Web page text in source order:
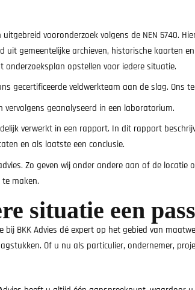
vooronderzoek volgens de NEN 5740.
gemeentelijke archieven, historische kaarten
onderzoeksplan opstellen voor iedere situatie.
gecertificeerde veldwerkteam aan de slag.
vervolgens geanalyseerd in een laboratorium.
verwerkt in een rapport. In dit rapport
en als laatste een conclusie.
Zo geven wij onder andere aan of de
maken.
situatie een
BKK Advies dé expert op het gebied van
Of u nu als particulier, ondernemer,